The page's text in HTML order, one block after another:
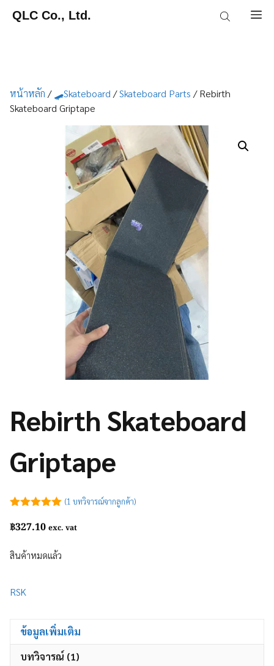
QLC Co., Ltd.
หน้าหลัก / 🛹Skateboard /Skateboard Parts / Rebirth
Skateboard Griptape
Rebirth Skateboard
Griptape
5
(1 บทวิจารณ์จากลูกค้า)
฿327.10 exc. vat
สินค้าหมดแล้ว
RSK
ข้อมูลเพิ่มเติม
บทวิจารณ์ (1)